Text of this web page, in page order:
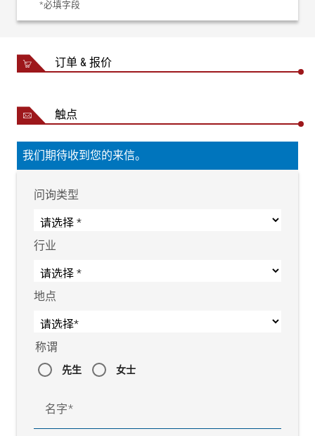
*必填字段
订单 & 报价
触点
我们期待收到您的来信。
问询类型
行业
地点
称谓
先生 女士
名字